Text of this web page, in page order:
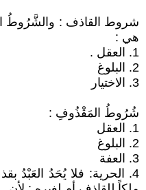
شروط القاذف : والشَّرُوطُ
هي :
1. العقل .
2. البلوغ
3. الاختيار
شُرُوطُ المَقْذُوفِ :
1. العقل
2. البلوغ
3. العفة
4. الحرية: فلا يُحَدُ العَبْدُ